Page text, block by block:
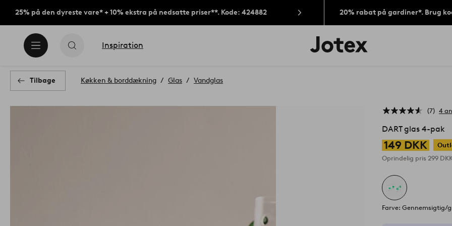
25% på den dyreste vare* + 10% ekstra på nedsatte priser**. Kode: 424882 20% rabat på gardiner*. Brug
Inspiration
Jotex
logo
Tilbage Køkken & borddækning Glas Vandglas
7 4
DART glas 4-pak
149 DKK
Oprindelig pris 299
Farve: Gennemsigtig/